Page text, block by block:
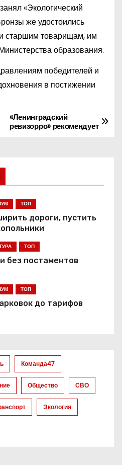
«Экологический
же удостоились
старшим товарищам, им
образования.
победителей и
в постижении
«Ленинградский
ревизорро» рекомендует
ТОП
дороги, пустить
ТОП
без постаментов
ТОП
до тарифов
Команда47
Общество СВО
Экология